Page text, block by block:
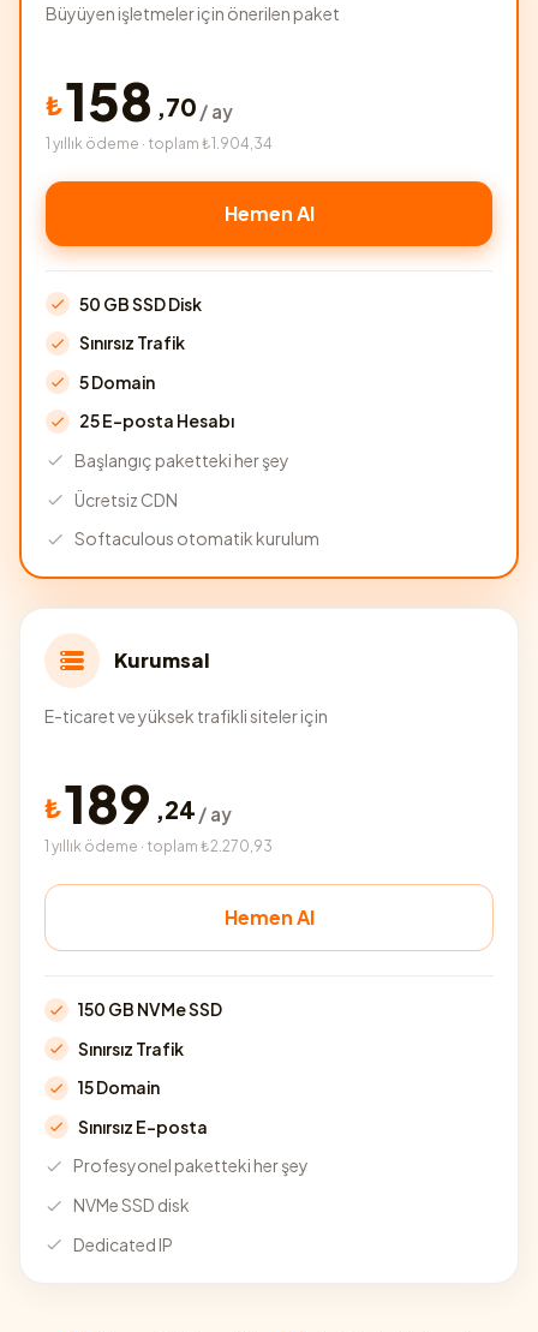
Büyüyen işletmeler için önerilen paket
₺158 ,70 / ay
1 yıllık ödeme · toplam ₺1.904,34
Hemen Al
50 GB SSD Disk
Sınırsız Trafik
5 Domain
25 E-posta Hesabı
Başlangıç paketteki her şey
Ücretsiz CDN
Softaculous otomatik kurulum
Kurumsal
E-ticaret ve yüksek trafikli siteler için
₺189 ,24 / ay
1 yıllık ödeme · toplam ₺2.270,93
Hemen Al
150 GB NVMe SSD
Sınırsız Trafik
15 Domain
Sınırsız E-posta
Profesyonel paketteki her şey
NVMe SSD disk
Dedicated IP